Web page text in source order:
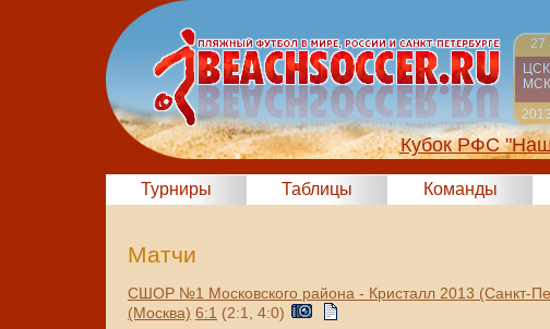
27
Кубок РФС
Турниры Таблицы Команды
Матчи
СШОР №1 Московского района - Кристалл 2013 (Санкт-
(Москва) 6:1 (2:1, 4:0)